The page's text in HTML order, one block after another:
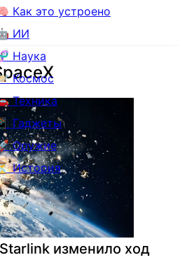
Как это устроено
ИИ
Наука
Космос
Техника
Гаджеты
Оружие
История
изменило ход